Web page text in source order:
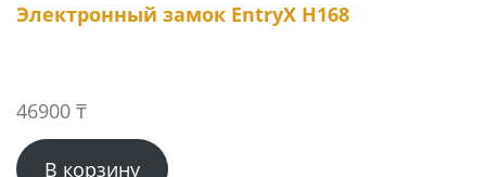
Электронный замок EntryX H168
46900 ₸
В корзину